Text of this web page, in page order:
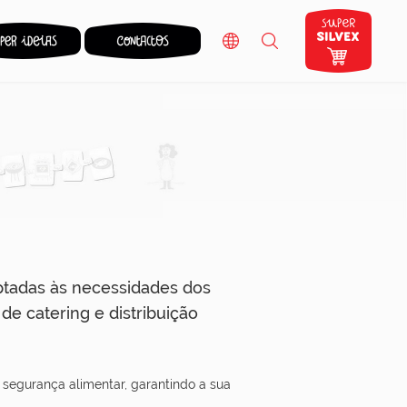
às necessidades dos
catering e distribuição
alimentar, garantindo a sua